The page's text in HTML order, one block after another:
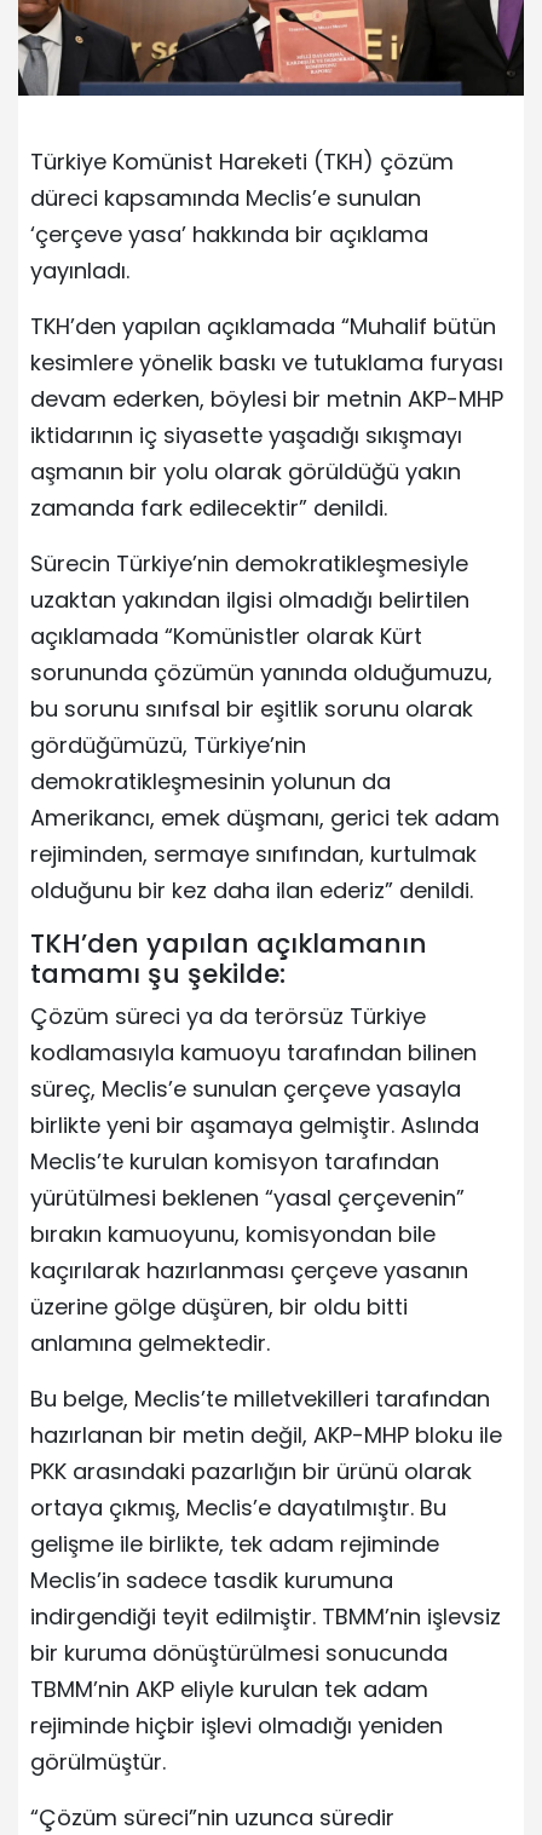
Türkiye Komünist Hareketi (TKH) çözüm
düreci kapsamında Meclis’e sunulan
‘çerçeve yasa’ hakkında bir açıklama
yayınladı.
TKH’den yapılan açıklamada “Muhalif bütün
kesimlere yönelik baskı ve tutuklama furyası
devam ederken, böylesi bir metnin AKP-MHP
iktidarının iç siyasette yaşadığı sıkışmayı
aşmanın bir yolu olarak görüldüğü yakın
zamanda fark edilecektir” denildi.
Sürecin Türkiye’nin demokratikleşmesiyle
uzaktan yakından ilgisi olmadığı belirtilen
açıklamada “Komünistler olarak Kürt
sorununda çözümün yanında olduğumuzu,
bu sorunu sınıfsal bir eşitlik sorunu olarak
gördüğümüzü, Türkiye’nin
demokratikleşmesinin yolunun da
Amerikancı, emek düşmanı, gerici tek adam
rejiminden, sermaye sınıfından, kurtulmak
olduğunu bir kez daha ilan ederiz” denildi.
TKH’den yapılan açıklamanın
tamamı şu şekilde:
Çözüm süreci ya da terörsüz Türkiye
kodlamasıyla kamuoyu tarafından bilinen
süreç, Meclis’e sunulan çerçeve yasayla
birlikte yeni bir aşamaya gelmiştir. Aslında
Meclis’te kurulan komisyon tarafından
yürütülmesi beklenen “yasal çerçevenin”
bırakın kamuoyunu, komisyondan bile
kaçırılarak hazırlanması çerçeve yasanın
üzerine gölge düşüren, bir oldu bitti
anlamına gelmektedir.
Bu belge, Meclis’te milletvekilleri tarafından
hazırlanan bir metin değil, AKP-MHP bloku ile
PKK arasındaki pazarlığın bir ürünü olarak
ortaya çıkmış, Meclis’e dayatılmıştır. Bu
gelişme ile birlikte, tek adam rejiminde
Meclis’in sadece tasdik kurumuna
indirgendiği teyit edilmiştir. TBMM’nin işlevsiz
bir kuruma dönüştürülmesi sonucunda
TBMM’nin AKP eliyle kurulan tek adam
rejiminde hiçbir işlevi olmadığı yeniden
görülmüştür.
“Çözüm süreci”nin uzunca süredir